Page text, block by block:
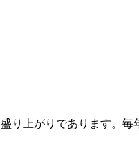
り上がりであります。毎